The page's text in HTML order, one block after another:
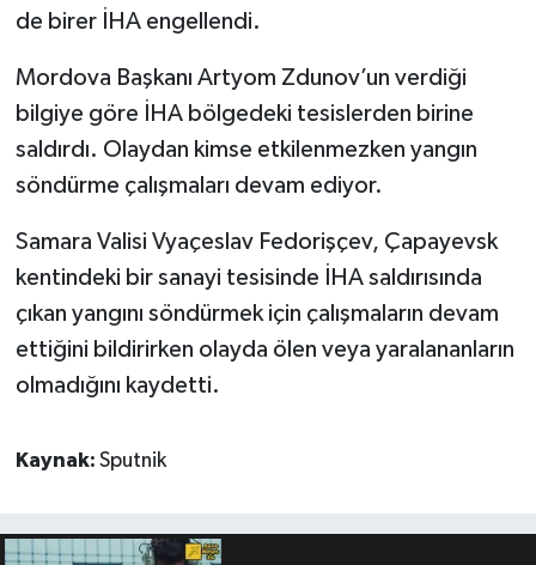
de birer İHA engellendi.
Mordova Başkanı Artyom Zdunov’un verdiği
bilgiye göre İHA bölgedeki tesislerden birine
saldırdı. Olaydan kimse etkilenmezken yangın
söndürme çalışmaları devam ediyor.
Samara Valisi Vyaçeslav Fedorişçev, Çapayevsk
kentindeki bir sanayi tesisinde İHA saldırısında
çıkan yangını söndürmek için çalışmaların devam
ettiğini bildirirken olayda ölen veya yaralananların
olmadığını kaydetti.
Kaynak: Sputnik